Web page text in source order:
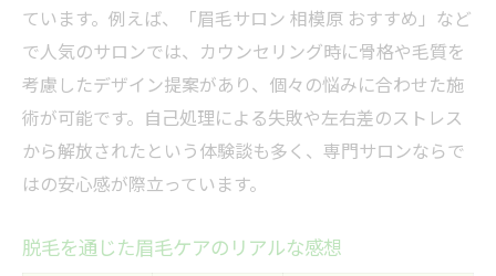
ています。例えば、「眉毛サロン 相模原 おすすめ」など
で人気のサロンでは、カウンセリング時に骨格や毛質を
考慮したデザイン提案があり、個々の悩みに合わせた施
術が可能です。自己処理による失敗や左右差のストレス
から解放されたという体験談も多く、専門サロンならで
はの安心感が際立っています。
脱毛を通じた眉毛ケアのリアルな感想